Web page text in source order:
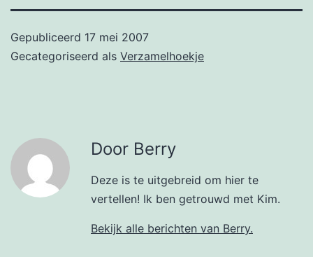
Gepubliceerd 17 mei 2007
Gecategoriseerd als Verzamelhoekje
Door Berry
Deze is te uitgebreid om hier te
vertellen! Ik ben getrouwd met Kim.
Bekijk alle berichten van Berry.